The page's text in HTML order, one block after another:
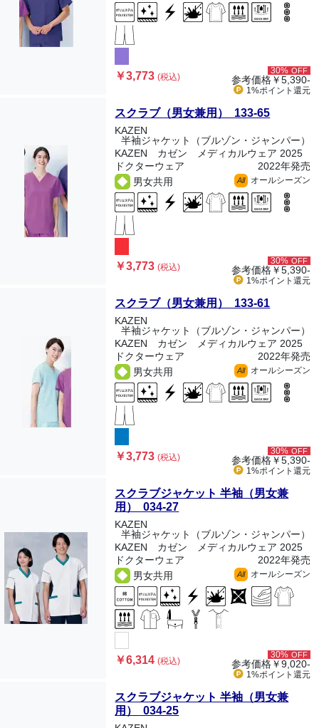
￥3,773(税込)
30% OFF
参考価格￥5,390-
1%ポイント 還元
スクラブ（男女兼用） 133-65
KAZEN
半袖ジャケット（ブルゾン・ジャンパー）
KAZEN カゼン メディカルウェア 2025
ドクターウェア
2022年発売
男女共用
All オールシーズン
￥3,773(税込)
30% OFF
参考価格￥5,390-
1%ポイント 還元
スクラブ（男女兼用） 133-61
KAZEN
半袖ジャケット（ブルゾン・ジャンパー）
KAZEN カゼン メディカルウェア 2025
ドクターウェア
2022年発売
男女共用
All オールシーズン
￥3,773(税込)
30% OFF
参考価格￥5,390-
1%ポイント 還元
スクラブジャケット 半袖（男女兼
用） 034-27
KAZEN
半袖ジャケット（ブルゾン・ジャンパー）
KAZEN カゼン メディカルウェア 2025
ドクターウェア
2022年発売
男女共用
All オールシーズン
￥6,314(税込)
30% OFF
参考価格￥9,020-
1%ポイント 還元
スクラブジャケット 半袖（男女兼
用） 034-25